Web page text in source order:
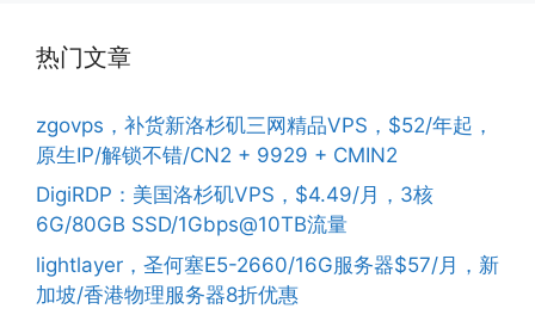
热门文章
zgovps，补货新洛杉矶三网精品VPS，$52/年起，
原生IP/解锁不错/CN2 + 9929 + CMIN2
DigiRDP：美国洛杉矶VPS，$4.49/月，3核
6G/80GB SSD/1Gbps@10TB流量
lightlayer，圣何塞E5-2660/16G服务器$57/月，新
加坡/香港物理服务器8折优惠